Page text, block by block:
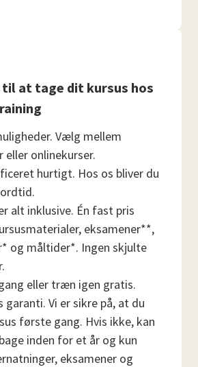
til at tage dit kursus hos
Vælg mellem
eller onlinekurser.
hurtigt. Hos os bliver du
alt inklusive. Én fast pris
eksamener**,
og måltider*. Ingen skjulte
eller træn igen gratis.
garanti. Vi er sikre på, at du
første gang. Hvis ikke, kan
inden for et år og kun
eksamener og